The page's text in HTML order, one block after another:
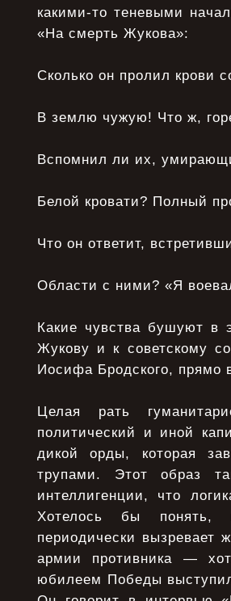
какими-то теневыми
«На смерть Жукова»:
Сколько он пролил крови
В землю чужую! Что ж,
Вспомнил ли их,
Белой кровати? Полный
Что он ответит,
Области с ними? «Я
Какие чувства бушуют в
Жукову и к советскому
Иосифа Бродского, прямо
Целая рать
политический и иной
дикой орды, которая
трупами. Этот образ
интеллигенции, что
Хотелось бы понять,
периодически вызревает
армии противника —
юбилеем Победы